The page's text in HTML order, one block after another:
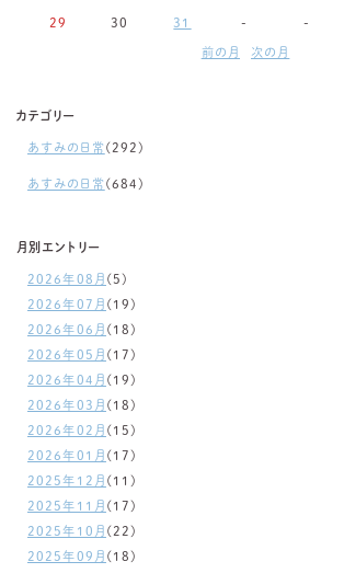
29 30 31 - -
前の月 次の月
カテゴリー
あすみの日常(292)
あすみの日常(684)
月別エントリー
2026年08月 (5)
2026年07月 (19)
2026年06月 (18)
2026年05月 (17)
2026年04月 (19)
2026年03月 (18)
2026年02月 (15)
2026年01月 (17)
2025年12月 (11)
2025年11月 (17)
2025年10月 (22)
2025年09月 (18)